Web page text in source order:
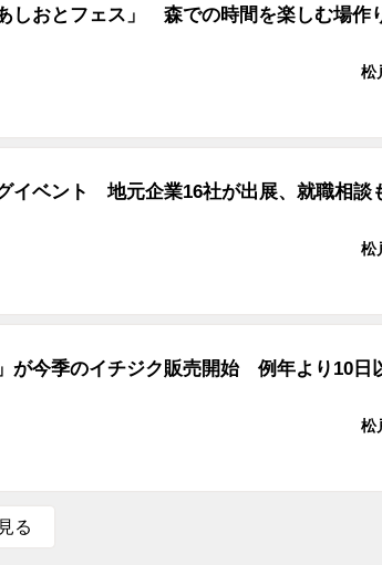
しおとフェス」 森での時間を楽しむ場作
松
イベント 地元企業16社が出展、就職相談
松
が今季のイチジク販売開始 例年より10日
松
る